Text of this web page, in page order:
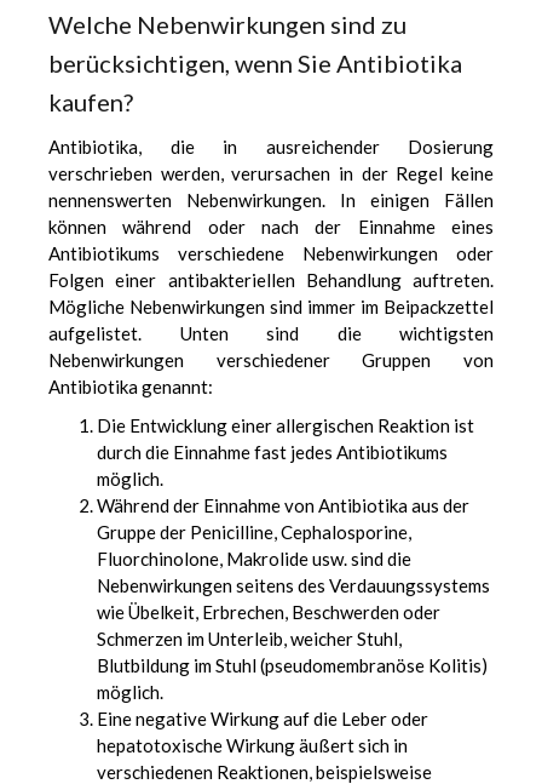
Welche Nebenwirkungen sind zu
berücksichtigen, wenn Sie Antibiotika
kaufen?
Antibiotika, die in ausreichender Dosierung
verschrieben werden, verursachen in der Regel keine
nennenswerten Nebenwirkungen. In einigen Fällen
können während oder nach der Einnahme eines
Antibiotikums verschiedene Nebenwirkungen oder
Folgen einer antibakteriellen Behandlung auftreten.
Mögliche Nebenwirkungen sind immer im Beipackzettel
aufgelistet. Unten sind die wichtigsten
Nebenwirkungen verschiedener Gruppen von
Antibiotika genannt:
Die Entwicklung einer allergischen Reaktion ist
durch die Einnahme fast jedes Antibiotikums
möglich.
Während der Einnahme von Antibiotika aus der
Gruppe der Penicilline, Cephalosporine,
Fluorchinolone, Makrolide usw. sind die
Nebenwirkungen seitens des Verdauungssystems
wie Übelkeit, Erbrechen, Beschwerden oder
Schmerzen im Unterleib, weicher Stuhl,
Blutbildung im Stuhl (pseudomembranöse Kolitis)
möglich.
Eine negative Wirkung auf die Leber oder
hepatotoxische Wirkung äußert sich in
verschiedenen Reaktionen, beispielsweise